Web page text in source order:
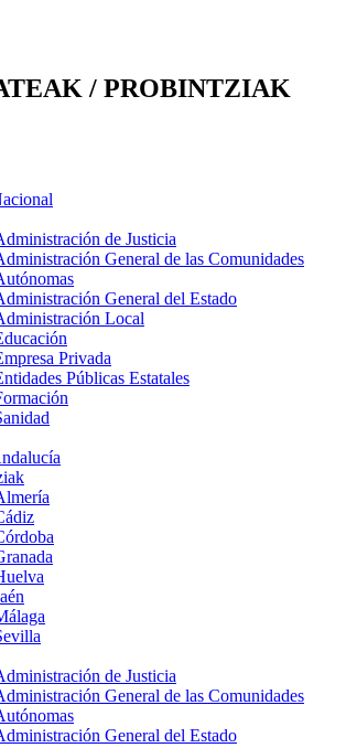
/ PROBINTZIAK
de Justicia
General de las Comunidades
General del Estado
Local
Privada
Públicas Estatales
de Justicia
General de las Comunidades
General del Estado